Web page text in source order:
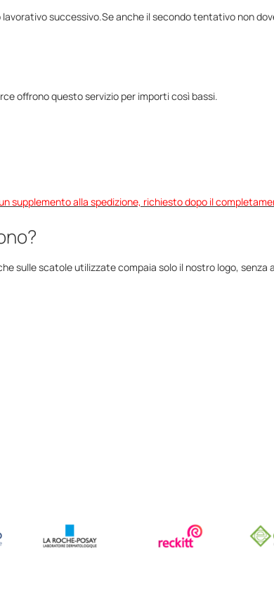
successivo.Se anche il secondo tentativo non
offrono questo servizio per importi così bassi.
supplemento alla spedizione, richiesto dopo il
sulle scatole utilizzate compaia solo il nostro logo,